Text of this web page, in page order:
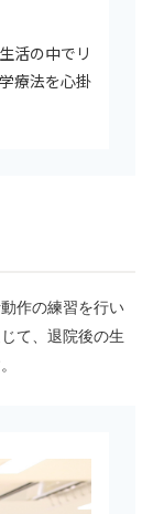
活の中でリ
療法を心掛
作の練習を行い
て、退院後の生